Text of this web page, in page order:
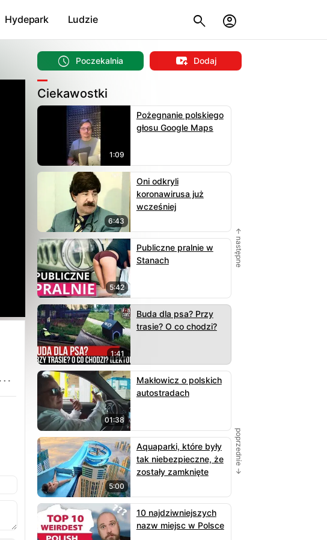
Hydepark Ludzie
Poczekalnia Dodaj
Ciekawostki
1:09
Pożegnanie polskiego
głosu Google Maps
6:43
Oni odkryli
koronawirusa już
wcześniej
5:42
Publiczne pralnie w
Stanach
1:41
Buda dla psa? Przy
trasie? O co chodzi?
01:38
Makłowicz o polskich
autostradach
5:00
Aquaparki, które były
tak niebezpieczne, że
zostały zamknięte
10 najdziwniejszych
nazw miejsc w Polsce
← następne
poprzednie →